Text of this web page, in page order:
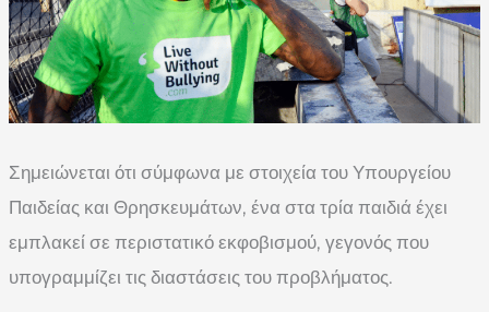
Σημειώνεται ότι σύμφωνα με στοιχεία του Υπουργείου
Παιδείας και Θρησκευμάτων, ένα στα τρία παιδιά έχει
εμπλακεί σε περιστατικό εκφοβισμού, γεγονός που
υπογραμμίζει τις διαστάσεις του προβλήματος.